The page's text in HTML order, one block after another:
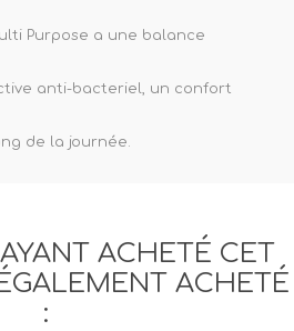
Purpose a une balance
anti-bacteriel, un confort
de la journée.
ACHETÉ CET
ACHETÉ
: